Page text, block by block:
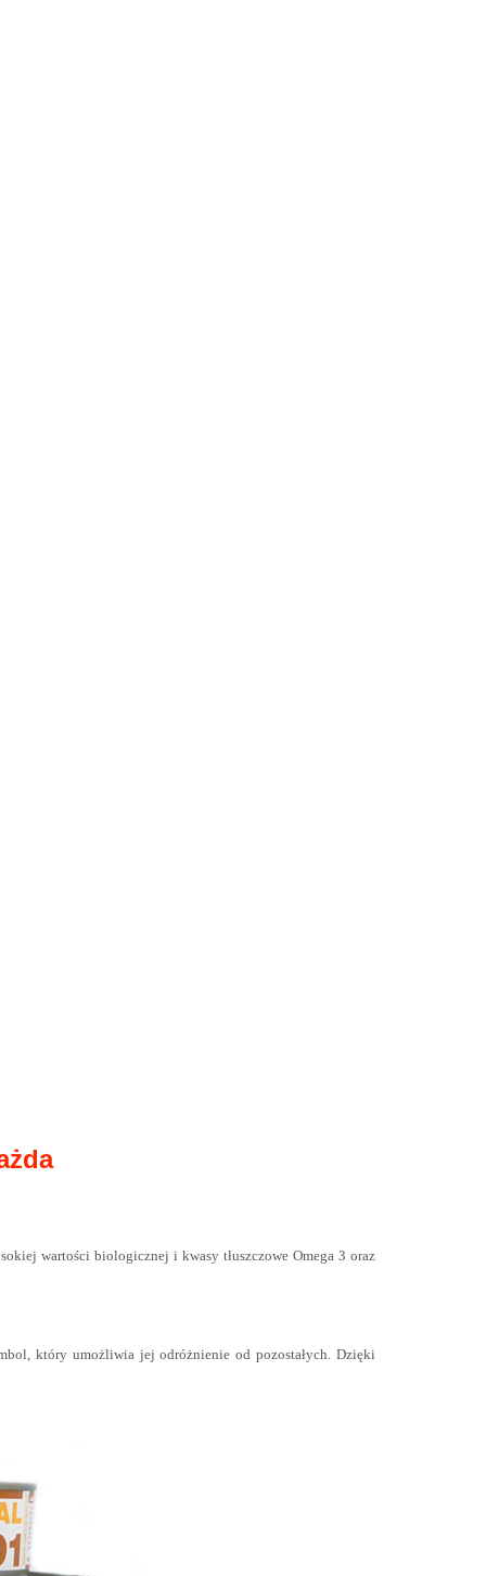
wartości biologicznej i kwasy tłuszczowe Omega 3 oraz
który umożliwia jej odróżnienie od pozostałych. Dzięki